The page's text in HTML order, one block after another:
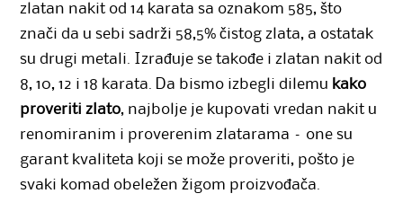
zlatan nakit od 14 karata sa oznakom 585, što
znači da u sebi sadrži 58,5% čistog zlata, a ostatak
su drugi metali. Izrađuje se takođe i zlatan nakit od
8, 10, 12 i 18 karata. Da bismo izbegli dilemu kako
proveriti zlato, najbolje je kupovati vredan nakit u
renomiranim i proverenim zlatarama – one su
garant kvaliteta koji se može proveriti, pošto je
svaki komad obeležen žigom proizvođača.